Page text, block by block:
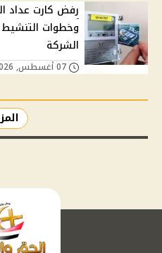
رفض كارت عداد
وخطوات التنشيط
الشركة